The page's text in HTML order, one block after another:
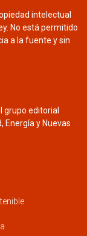
intelectual
No está permitido
a la fuente y sin
grupo editorial
Energía y Nuevas